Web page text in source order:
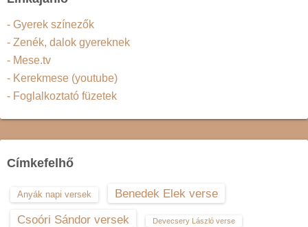
- Gyerek színezők
- Zenék, dalok gyereknek
- Mese.tv
- Kerekmese (youtube)
- Foglalkoztató füzetek
Címkefelhő
Anyák napi versek
Benedek Elek verse
Csoóri Sándor versek
Devecsery László verse